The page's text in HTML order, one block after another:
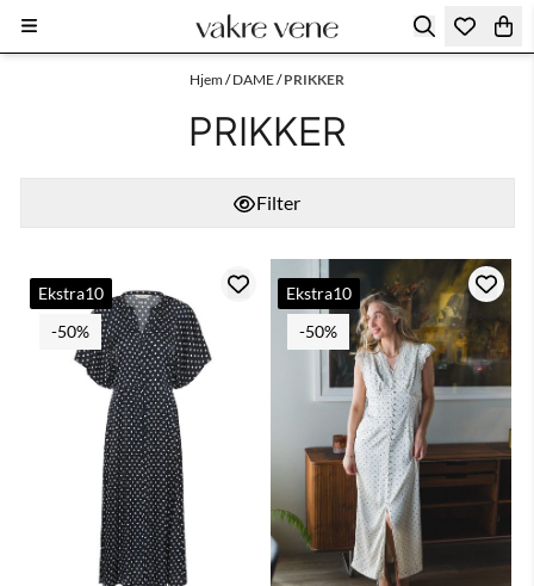
Hopp til innhold
Hjem/DAME/PRIKKER
PRIKKER
Filter
Ekstra10
-50%
Ekstra10
-50%